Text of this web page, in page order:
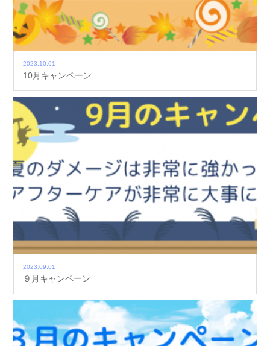
2023.10.01
10月キャンペーン
2023.09.01
９月キャンペーン